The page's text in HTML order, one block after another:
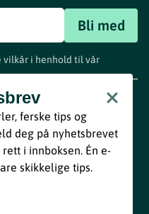
Bli med
vilkår i henhold til vår
ferske tips og
deg på nyhetsbrevet
i innboksen. Én e-
skikkelige tips.